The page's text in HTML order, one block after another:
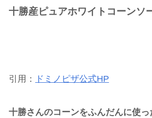
十勝産ピュアホワイトコーンソ
引用： ドミノピザ公式HP
十勝さんのコーンをふんだんに使